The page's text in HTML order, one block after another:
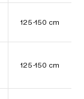
125-150 cm
125-150 cm